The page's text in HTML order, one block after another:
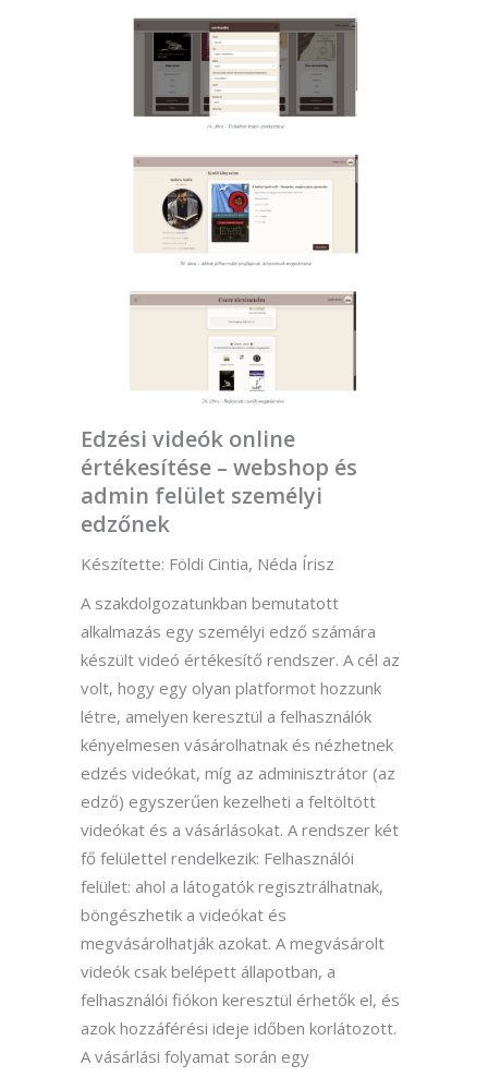
Edzési videók online
értékesítése – webshop és
admin felület személyi
edzőnek
Készítette: Földi Cintia, Néda Írisz
A szakdolgozatunkban bemutatott
alkalmazás egy személyi edző számára
készült videó értékesítő rendszer. A cél az
volt, hogy egy olyan platformot hozzunk
létre, amelyen keresztül a felhasználók
kényelmesen vásárolhatnak és nézhetnek
edzés videókat, míg az adminisztrátor (az
edző) egyszerűen kezelheti a feltöltött
videókat és a vásárlásokat. A rendszer két
fő felülettel rendelkezik: Felhasználói
felület: ahol a látogatók regisztrálhatnak,
böngészhetik a videókat és
megvásárolhatják azokat. A megvásárolt
videók csak belépett állapotban, a
felhasználói fiókon keresztül érhetők el, és
azok hozzáférési ideje időben korlátozott.
A vásárlási folyamat során egy